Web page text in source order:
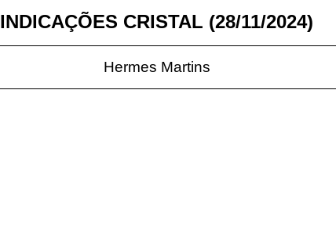
INDICAÇÕES CRISTAL (28/11/2024)
Hermes Martins